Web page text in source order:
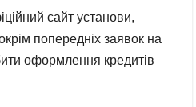
сайт установи,
попередніх заявок на
оформлення кредитів